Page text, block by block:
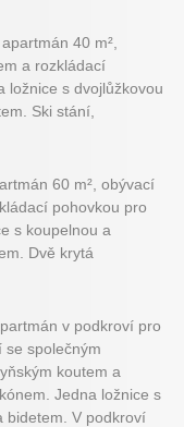
40 m²,
a rozkládací
ložnice s dvojlůžkovou
Ski stání,
60 m², obývací
pohovkou pro
s koupelnou a
Dvě krytá
v podkroví pro
se společným
koutem a
Jedna ložnice s
bidetem. V podkroví